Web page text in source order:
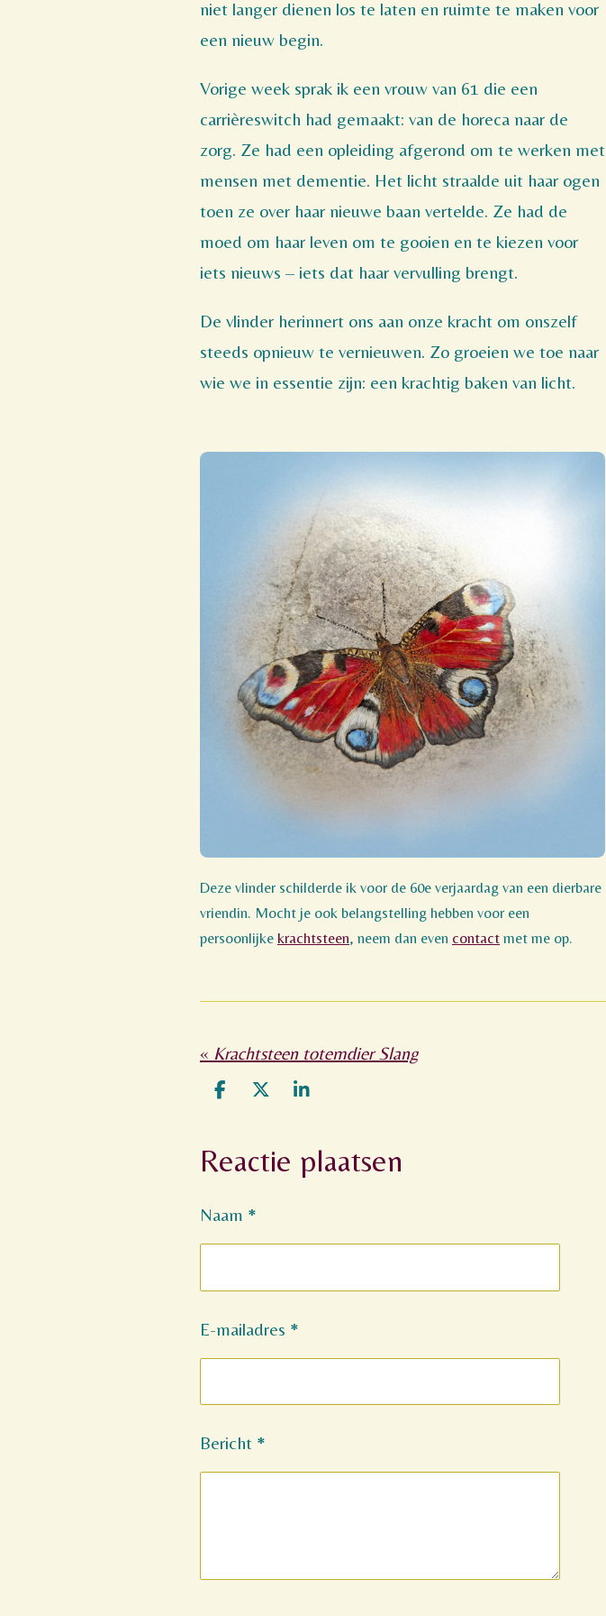
niet langer dienen los te laten en ruimte te maken voor
een nieuw begin.
Vorige week sprak ik een vrouw van 61 die een
carrièreswitch had gemaakt: van de horeca naar de
zorg. Ze had een opleiding afgerond om te werken met
mensen met dementie. Het licht straalde uit haar ogen
toen ze over haar nieuwe baan vertelde. Ze had de
moed om haar leven om te gooien en te kiezen voor
iets nieuws – iets dat haar vervulling brengt.
De vlinder herinnert ons aan onze kracht om onszelf
steeds opnieuw te vernieuwen. Zo groeien we toe naar
wie we in essentie zijn: een krachtig baken van licht.
Deze vlinder schilderde ik voor de 60e verjaardag van een dierbare
vriendin. Mocht je ook belangstelling hebben voor een
persoonlijke krachtsteen, neem dan even contact met me op.
« Krachtsteen totemdier Slang
D
e
n
D
l
S
r
e
Reactie plaatsen
Naam *
E-mailadres *
Bericht *